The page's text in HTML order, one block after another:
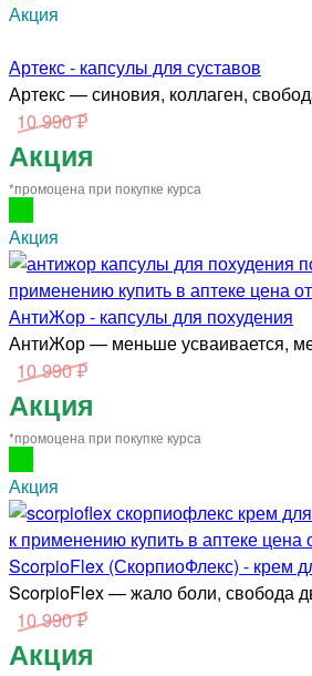
Акция
Артекс - капсулы для суставов
Артекс — синовия, коллаген,
10 990 ₽
Акция
*промоцена при покупке курса
Акция
АнтиЖор - капсулы для похудения
АнтиЖор — меньше усваивается,
10 990 ₽
Акция
*промоцена при покупке курса
Акция
ScorpioFlex (СкорпиоФлекс) - крем
ScorpioFlex — жало боли, свобода
10 990 ₽
Акция